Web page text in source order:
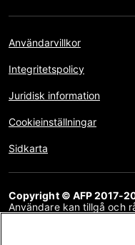
Användarvillkor
Integritetspolicy
Juridisk information
Cookieinställningar
Sidkarta
Copyright © AFP 2017-
Användare kan tillgå och
kommersiella ändamål.